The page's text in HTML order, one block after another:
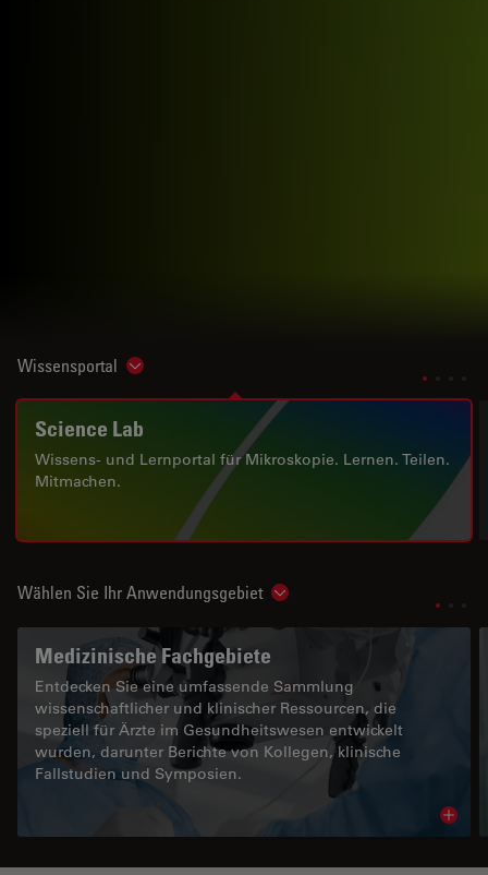
Wissensportal Show subnavigation
Science Lab
Wissens- und Lernportal für Mikroskopie. Lernen. Teilen.
Mitmachen.
Wählen Sie Ihr Anwendungsgebiet Show subnavigation
Medizinische Fachgebiete
Entdecken Sie eine umfassende Sammlung
wissenschaftlicher und klinischer Ressourcen, die
speziell für Ärzte im Gesundheitswesen entwickelt
wurden, darunter Berichte von Kollegen, klinische
Fallstudien und Symposien.